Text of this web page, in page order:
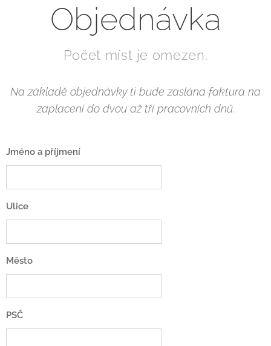
Objednávka
Počet míst je omezen.
Na základě objednávky ti bude zaslána faktura na
zaplacení do dvou až tří pracovních dnů.
Jméno a příjmení
Ulice
Město
PSČ